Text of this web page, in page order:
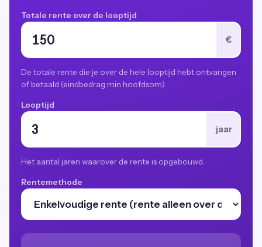
Totale rente over de looptijd
€
De totale rente die je over de hele looptijd hebt ontvangen
of betaald (eindbedrag min hoofdsom).
Looptijd
jaar
Het aantal jaren waarover de rente is opgebouwd.
Rentemethode